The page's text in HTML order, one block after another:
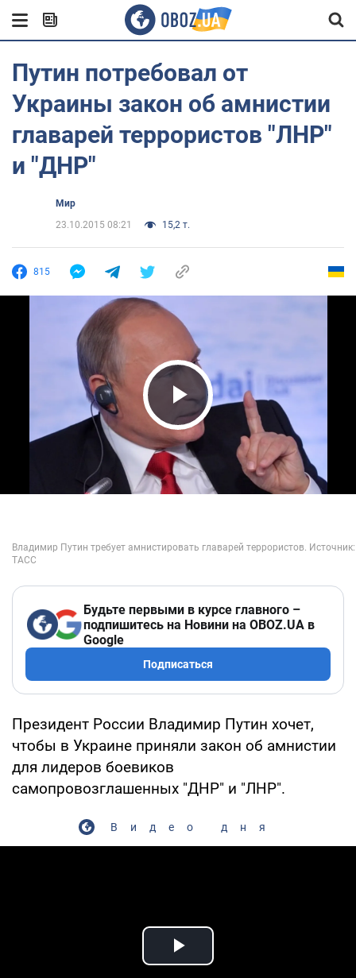
Путин потребовал от
Украины закон об амнистии
главарей террористов "ЛНР"
и "ДНР"
Мир
23.10.2015 08:21
15,2 т.
815
Play Video
Будьте первыми в курсе главного –
подпишитесь на Новини на OBOZ.UA в
Google
Подписаться
Президент России Владимир Путин хочет,
чтобы в Украине приняли закон об амнистии
для лидеров боевиков
самопровозглашенных "ДНР" и "ЛНР".
Видео дня
Play Video